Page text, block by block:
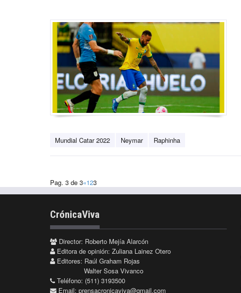
Mundial Catar 2022 Neymar Raphinha
Pag. 3 de 3«123
CrónicaViva
Director: Roberto Mejía Alarcón
Editora de opinión: Zuliana Lainez Otero
Editores: Raúl Graham Rojas
Walter Sosa Vivanco
Teléfono: (511) 3193500
Email: prensacronicaviva@gmail.com